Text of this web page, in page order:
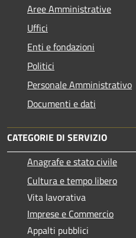
Aree Amministrative
Uffici
Enti e fondazioni
Politici
Personale Amministrativo
Documenti e dati
CATEGORIE DI SERVIZIO
Anagrafe e stato civile
Cultura e tempo libero
Vita lavorativa
Imprese e Commercio
Appalti pubblici